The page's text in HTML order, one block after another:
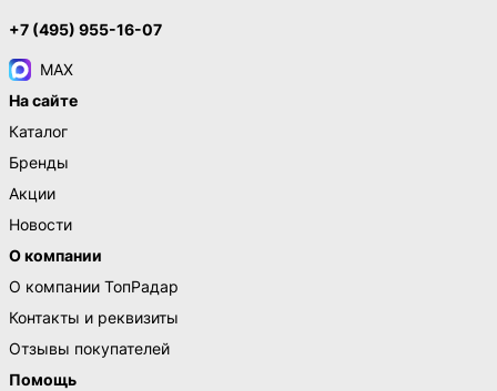
+7 (495) 955-16-07
MAX
На сайте
Каталог
Бренды
Акции
Новости
О компании
О компании ТопРадар
Контакты и реквизиты
Отзывы покупателей
Помощь